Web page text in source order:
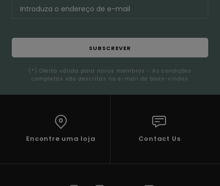
SUBSCREVER
(*) Oferta válida para novos membros - As condições
completas são descritas no e-mail de boas-vindas
Encontre uma loja Contact Us